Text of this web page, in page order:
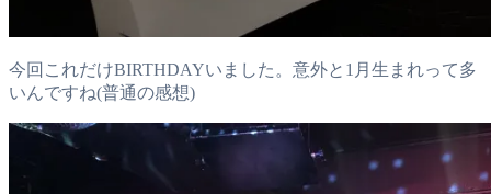
今回これだけBIRTHDAYいました。意外と1月生まれって多
いんですね(普通の感想)